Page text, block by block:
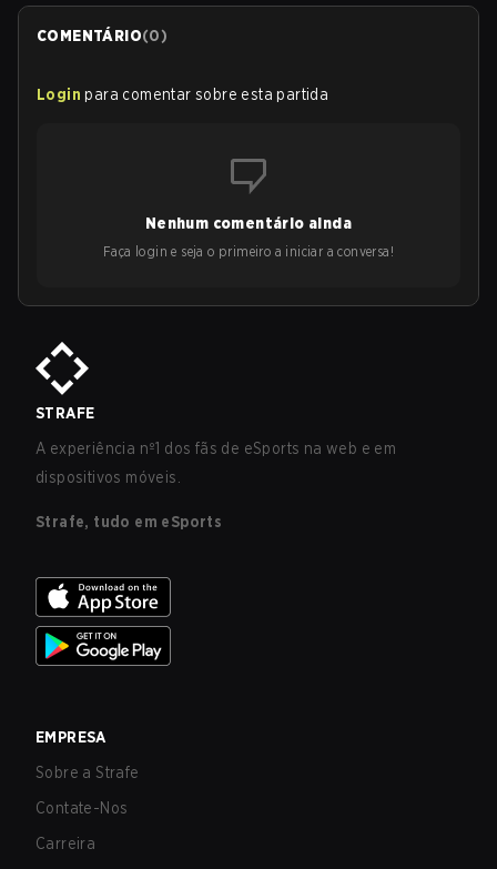
COMENTÁRIO(0)
Login para comentar sobre esta partida
Nenhum comentário ainda
Faça login e seja o primeiro a iniciar a conversa!
STRAFE
A experiência nº1 dos fãs de eSports na web e em
dispositivos móveis.
Strafe, tudo em eSports
EMPRESA
Sobre a Strafe
Contate-Nos
Carreira